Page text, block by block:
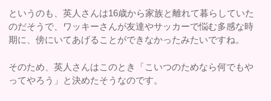
というのも、英人さんは16歳から家族と離れて暮らしていた
のだそうで、ワッキーさんが友達やサッカーで悩む多感な時
期に、傍にいてあげることができなかったみたいですね。
そのため、英人さんはこのとき「こいつのためなら何でもや
ってやろう」と決めたそうなのです。